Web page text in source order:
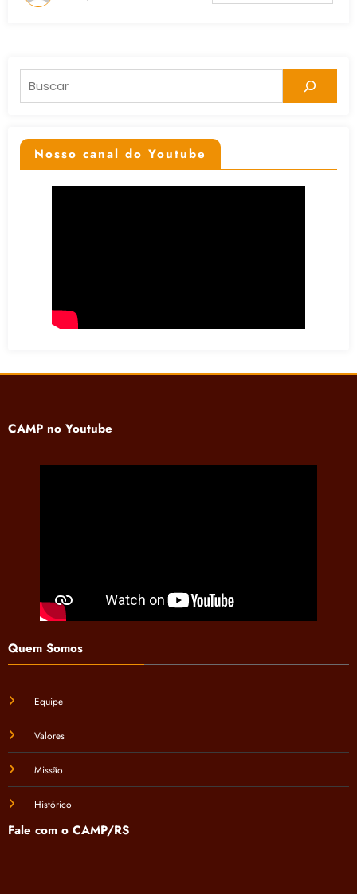
Pesquisar
Nosso canal do Youtube
CAMP no Youtube
Quem Somos
Equipe
Valores
Missão
Histórico
Fale com o CAMP/RS